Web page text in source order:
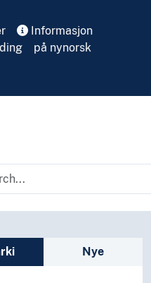
Informasjon
på nynorsk
på ulike
Nye